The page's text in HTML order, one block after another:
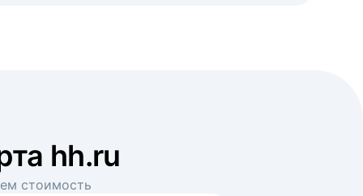
hh.ru
стоимость